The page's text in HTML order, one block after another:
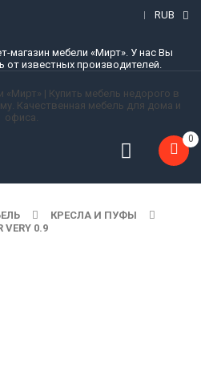
RUB
магазин мебели «Мирт». У нас Вы
от известных производителей.
0
КРЕСЛА И ПУФЫ
0.9